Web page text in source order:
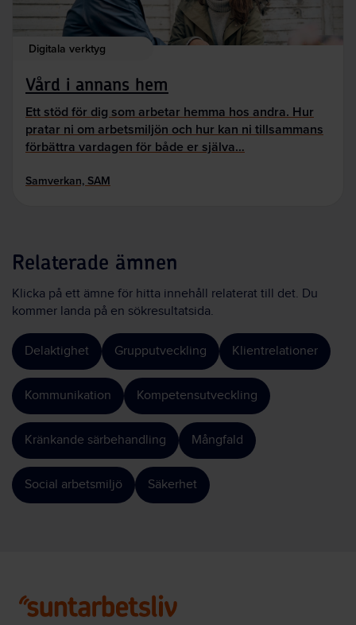
Digitala verktyg
Vård i annans hem
Ett stöd för dig som arbetar hemma hos andra. Hur
pratar ni om arbetsmiljön och hur kan ni tillsammans
förbättra vardagen för både er själva…
Samverkan, SAM
Relaterade ämnen
Klicka på ett ämne för hitta innehåll relaterat till det. Du
kommer landa på en sökresultatsida.
Delaktighet Grupputveckling Klientrelationer
Kommunikation Kompetensutveckling
Kränkande särbehandling Mångfald
Social arbetsmiljö Säkerhet